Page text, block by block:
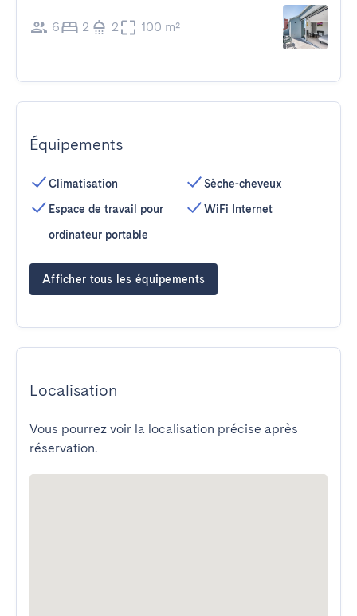
6 2 2 100 m²
Équipements
Climatisation
Espace de travail pour
ordinateur portable
Sèche-cheveux
WiFi Internet
Afficher tous les équipements
Localisation
Vous pourrez voir la localisation précise après
réservation.